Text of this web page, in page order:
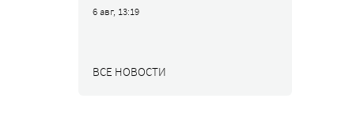
6 авг, 13:19
ВСЕ НОВОСТИ